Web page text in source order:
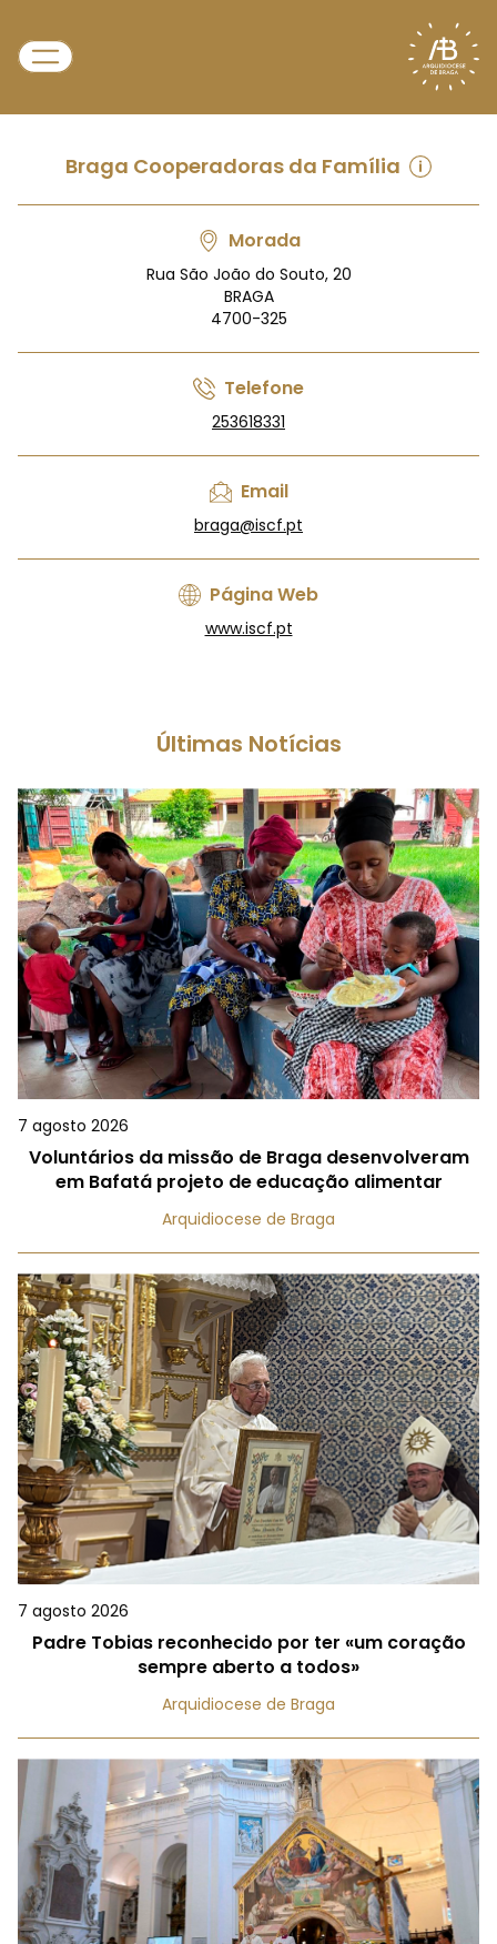
Braga Cooperadoras da Família
Morada
Rua São João do Souto, 20
BRAGA
4700-325
Telefone
253618331
Email
braga@iscf.pt
Página Web
www.iscf.pt
Últimas Notícias
7 agosto 2026
Voluntários da missão de Braga desenvolveram
em Bafatá projeto de educação alimentar
Arquidiocese de Braga
7 agosto 2026
Padre Tobias reconhecido por ter «um coração
sempre aberto a todos»
Arquidiocese de Braga